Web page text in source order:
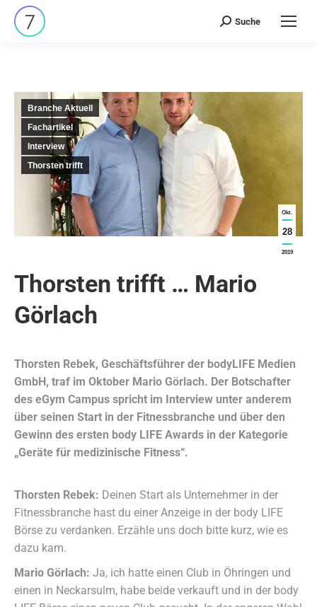
Search:
Suche
Okt.
28
2019
Branche Aktuell
Fachartikel
Interview
Thorsten trifft
Thorsten trifft … Mario
Görlach
Thorsten Rebek, Geschäftsführer der bodyLIFE Medien
GmbH, traf im Oktober Mario Görlach. Der Botschafter
des eGym Campus spricht im Interview unter anderem
über seinen Start in der Fitnessbranche und über den
Gewinn des ersten body LIFE Awards in der Kategorie
„Geräte für medizinische Fitness“.
Thorsten Rebek: Deinen Start als Unternehmer in der
Fitnessbranche hast du einer Anzeige in der body LIFE
Börse zu verdanken. Erzähle uns doch bitte kurz, wie es
dazu kam.
Mario Görlach: Ja, ich hatte einen Club in Öhringen und
einen in Neckarsulm, habe beide verkauft und in der body